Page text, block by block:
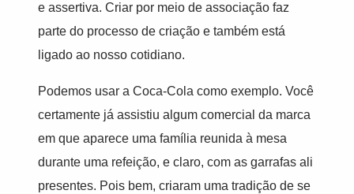
e assertiva. Criar por meio de associação faz
parte do processo de criação e também está
ligado ao nosso cotidiano.
Podemos usar a Coca-Cola como exemplo. Você
certamente já assistiu algum comercial da marca
em que aparece uma família reunida à mesa
durante uma refeição, e claro, com as garrafas ali
presentes. Pois bem, criaram uma tradição de se